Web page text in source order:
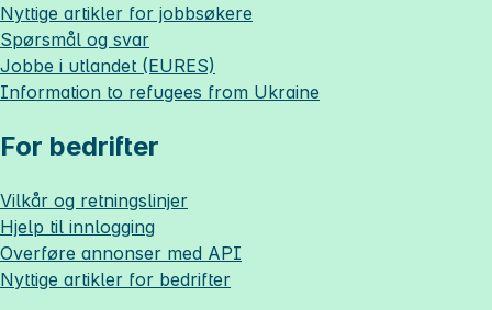
Nyttige artikler for jobbsøkere
Spørsmål og svar
Jobbe i utlandet (EURES)
Information to refugees from Ukraine
For bedrifter
Vilkår og retningslinjer
Hjelp til innlogging
Overføre annonser med API
Nyttige artikler for bedrifter